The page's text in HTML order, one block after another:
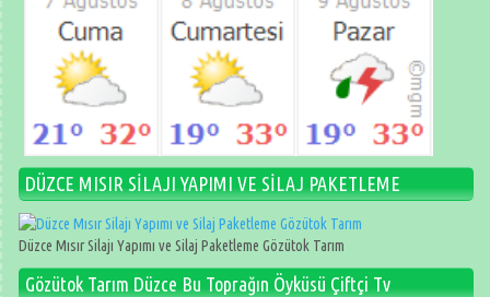
DÜZCE MISIR SİLAJI YAPIMI VE SİLAJ PAKETLEME
Düzce Mısır Silajı Yapımı ve Silaj Paketleme Gözütok Tarım
Gözütok Tarım Düzce Bu Toprağın Öyküsü Çiftçi Tv